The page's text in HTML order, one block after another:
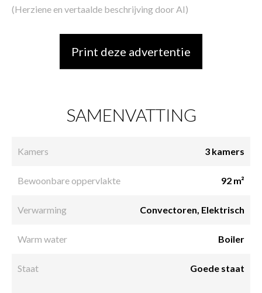
(Herziene en vertaalde beschrijving door AI)
Print deze advertentie
SAMENVATTING
Kamers 3 kamers
Bewoonbare oppervlakte 92 m²
Verwarming Convectoren, Elektrisch
Warm water Boiler
Staat Goede staat